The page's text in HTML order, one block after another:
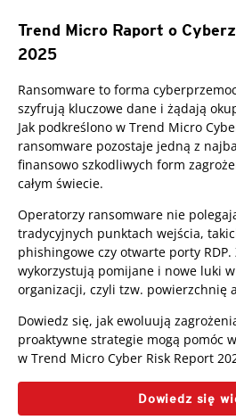
Trend Micro Raport o
2025
Ransomware to forma
szyfrują kluczowe dane i żądają
Jak podkreślono w Trend Micro
ransomware pozostaje jedną z
finansowo szkodliwych form
całym świecie.
Operatorzy ransomware nie
tradycyjnych punktach wejścia,
phishingowe czy otwarte porty RDP.
wykorzystują pomijane i nowe luki
organizacji, czyli tzw. powierzchnię
Dowiedz się, jak ewoluują
proaktywne strategie mogą pomóc
w Trend Micro Cyber Risk Report
Dowiedz się